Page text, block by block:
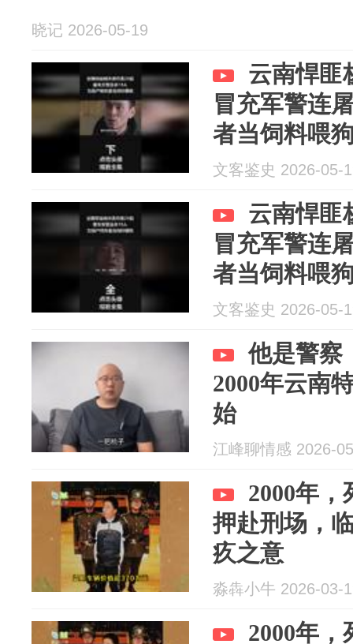
晓记 2026-05-19
云南悍匪
冒充军警连
者当饲料喂
文客鉴史 2026-05-
云南悍匪
冒充军警连
者当饲料喂
文客鉴史 2026-05-
他是警察
2000年云南
始
江峰聊情感 2026-
2000年
押赴刑场，
疚之意
淼犇小牛 2026-03-
2000年